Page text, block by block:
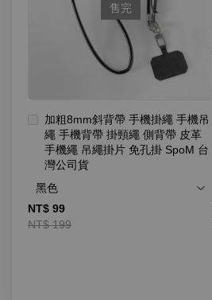
售完
加粗8mm斜背帶 手機掛繩 手機吊
繩 手機背帶 掛頸繩 側背帶 皮革
手機繩 吊繩掛片 免孔掛 SpoM 台
灣公司貨
NT$ 99
NT$ 199